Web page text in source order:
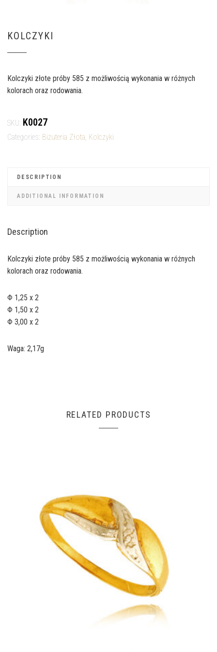
KOLCZYKI
Kolczyki złote próby 585 z możliwością wykonania w różnych
kolorach oraz rodowania.
SKU: K0027
Categories: Biżuteria Złota Kolczyki
DESCRIPTION
ADDITIONAL INFORMATION
Description
Kolczyki złote próby 585 z możliwością wykonania w różnych
kolorach oraz rodowania.
Φ 1,25 x 2
Φ 1,50 x 2
Φ 3,00 x 2
Waga: 2,17g
RELATED PRODUCTS